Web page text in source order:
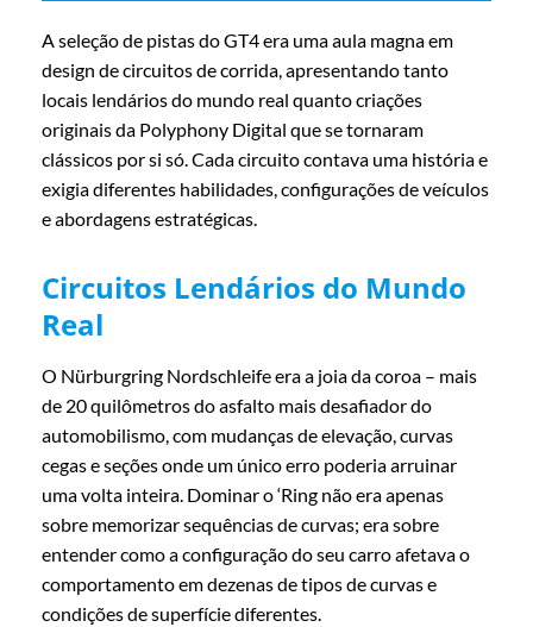
A seleção de pistas do GT4 era uma aula magna em
design de circuitos de corrida, apresentando tanto
locais lendários do mundo real quanto criações
originais da Polyphony Digital que se tornaram
clássicos por si só. Cada circuito contava uma história e
exigia diferentes habilidades, configurações de veículos
e abordagens estratégicas.
Circuitos Lendários do Mundo
Real
O Nürburgring Nordschleife era a joia da coroa – mais
de 20 quilômetros do asfalto mais desafiador do
automobilismo, com mudanças de elevação, curvas
cegas e seções onde um único erro poderia arruinar
uma volta inteira. Dominar o ‘Ring não era apenas
sobre memorizar sequências de curvas; era sobre
entender como a configuração do seu carro afetava o
comportamento em dezenas de tipos de curvas e
condições de superfície diferentes.